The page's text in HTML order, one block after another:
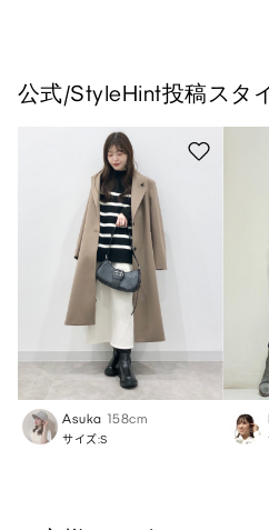
公式/StyleHint投稿スタ
Asuka 158cm
サイズ:S